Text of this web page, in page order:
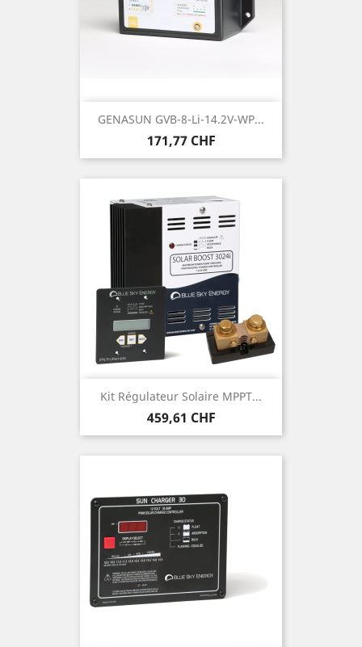
GENASUN GVB-8-Li-14.2V-WP...
Prix
171,77 CHF
Kit Régulateur Solaire MPPT...
Prix
459,61 CHF